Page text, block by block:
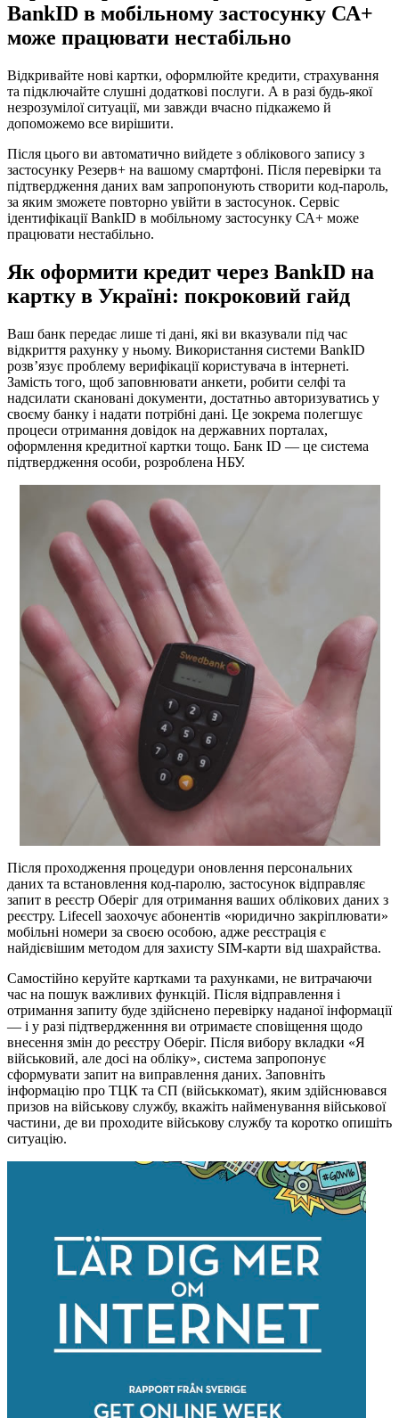
BankID в мобільному застосунку СА+
може працювати нестабільно
Відкривайте нові картки, оформлюйте кредити, страхування
та підключайте слушні додаткові послуги. А в разі будь-якої
незрозумілої ситуації, ми завжди вчасно підкажемо й
допоможемо все вирішити.
Після цього ви автоматично вийдете з облікового запису з
застосунку Резерв+ на вашому смартфоні. Після перевірки та
підтвердження даних вам запропонують створити код-пароль,
за яким зможете повторно увійти в застосунок. Сервіс
ідентифікації BankID в мобільному застосунку СА+ може
працювати нестабільно.
Як оформити кредит через BankID на
картку в Україні: покроковий гайд
Ваш банк передає лише ті дані, які ви вказували під час
відкриття рахунку у ньому. Використання системи BankID
розв’язує проблему верифікації користувача в інтернеті.
Замість того, щоб заповнювати анкети, робити селфі та
надсилати скановані документи, достатньо авторизуватись у
своєму банку і надати потрібні дані. Це зокрема полегшує
процеси отримання довідок на державних порталах,
оформлення кредитної картки тощо. Банк ID — це система
підтвердження особи, розроблена НБУ.
Після проходження процедури оновлення персональних
даних та встановлення код-паролю, застосунок відправляє
запит в реєстр Оберіг для отримання ваших облікових даних з
реєстру. Lifecell заохочує абонентів «юридично закріплювати»
мобільні номери за своєю особою, адже реєстрація є
найдієвішим методом для захисту SIM-карти від шахрайства.
Самостійно керуйте картками та рахунками, не витрачаючи
час на пошук важливих функцій. Після відправлення і
отримання запиту буде здійснено перевірку наданої інформації
— і у разі підтвердженння ви отримаєте сповіщення щодо
внесення змін до реєстру Оберіг. Після вибору вкладки «Я
військовий, але досі на обліку», система запропонує
сформувати запит на виправлення даних. Заповніть
інформацію про ТЦК та СП (військкомат), яким здійснювався
призов на військову службу, вкажіть найменування військової
частини, де ви проходите військову службу та коротко опишіть
ситуацію.